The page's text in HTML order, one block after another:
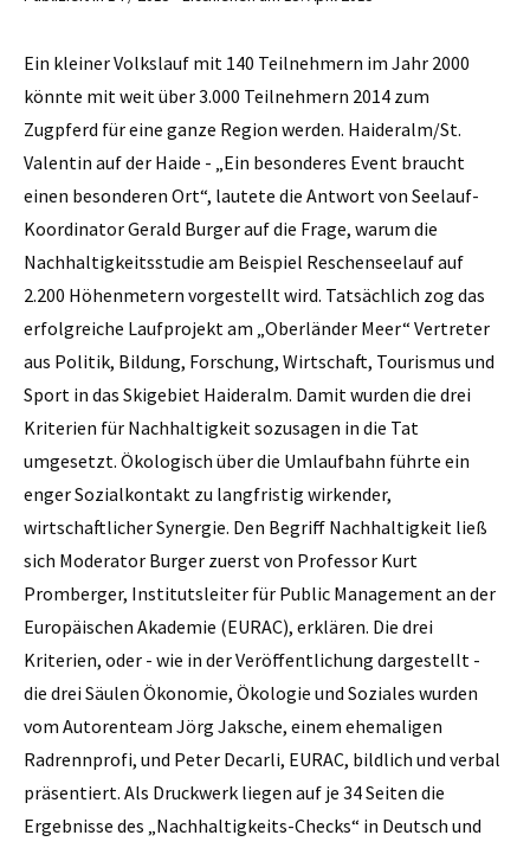
Ein kleiner Volkslauf mit 140 Teilnehmern im Jahr 2000
könnte mit weit über 3.000 Teilnehmern 2014 zum
Zugpferd für eine ganze Region werden. Haideralm/St.
Valentin auf der Haide - „Ein besonderes Event braucht
einen besonderen Ort“, lautete die Antwort von Seelauf-
Koordinator Gerald Burger auf die Frage, warum die
Nachhaltigkeitsstudie am Beispiel Reschen­seelauf auf
2.200 Höhenmetern vorgestellt wird. Tatsächlich zog das
erfolgreiche Laufprojekt am „Oberländer Meer“ Vertreter
aus Politik, Bildung, Forschung, Wirtschaft, Tourismus und
Sport in das Skigebiet Haideralm. Damit wurden die drei
Kriterien für Nachhaltigkeit sozusagen in die Tat
umgesetzt. Ökologisch über die Umlaufbahn führte ein
enger Sozialkontakt zu langfristig wirkender,
wirtschaftlicher Synergie. Den Begriff Nachhaltigkeit ließ
sich Moderator Burger zuerst von Professor Kurt
Promberger, Institutsleiter für Public Management an der
Europäischen Akademie (EURAC), erklären. Die drei
Kriterien, oder - wie in der Veröffentlichung dargestellt -
die drei Säulen Ökonomie, Ökologie und Soziales wurden
vom Autorenteam Jörg Jaksche, einem ehemaligen
Radrennprofi, und Peter Decarli, EURAC, bildlich und verbal
präsentiert. Als Druckwerk liegen auf je 34 Seiten die
Ergebnisse des „Nachhaltigkeits-Checks“ in Deutsch und